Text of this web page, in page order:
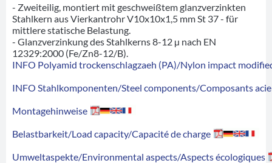
- Zweiteilig, montiert mit geschweißtem glanzverzinkten
Stahlkern aus Vierkantrohr V10x10x1,5 mm St 37 - für
mittlere statische Belastung.
- Glanzverzinkung des Stahlkerns 8-12 µ nach EN
12329:2000 (Fe/Zn8-12/B).
INFO Polyamid trockenschlagzaeh (PA)/Nylon impact
INFO Stahlkomponenten/Steel components/Composants
Montagehinweise
Belastbarkeit/Load capacity/Capacité de charge
Umweltaspekte/Environmental aspects/Aspects écologiques